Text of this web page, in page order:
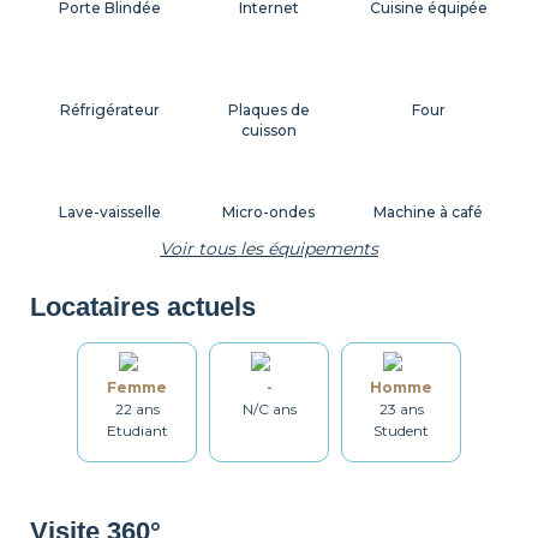
Internet Cuisine équipée
Lave-linge
Réfrigérateur
Ustensiles
Micro-ondes
Four
Plaques de
cuisson
Machine à café
Bouilloire
Table et chaises
Grille-pain
Salle de bain
Lave-vaisselle
Porte Blindée
Voir tous les équipements
Locataires actuels
Femme
22 ans
Etudiant
-
N/C ans
Homme
23 ans
Student
Visite 360°